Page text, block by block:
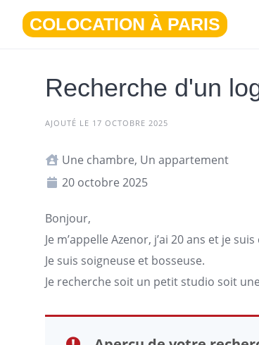
contenu
COLOCATION À PARIS
Recherche d'un
AJOUTÉ LE 17 OCTOBRE 2025
Une chambre, Un appartement
20 octobre 2025
Bonjour,
Je m’appelle Azenor, j’ai 20 ans et je
Je suis soigneuse et bosseuse.
Je recherche soit un petit studio soit